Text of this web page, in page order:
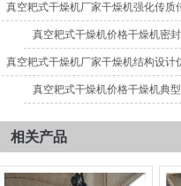
真空耙式干燥机厂家干燥机强化传质
真空耙式干燥机价格干燥机密
真空耙式干燥机厂家干燥机结构设计
真空耙式干燥机价格干燥机典
相关产品